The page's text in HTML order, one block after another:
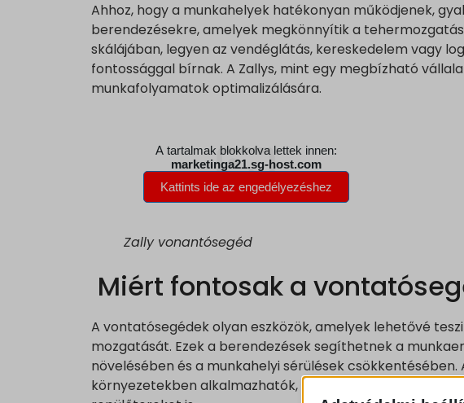
Ahhoz, hogy a munkahelyek hatékonyan működjenek,
berendezésekre, amelyek megkönnyítik a
skálájában, legyen az vendéglátás, kereskedelem vagy
fontossággal bírnak. A Zallys, mint egy megbízható
munkafolyamatok optimalizálására.
Zally vonantósegéd
Miért fontosak a
A vontatósegédek olyan eszközök, amelyek lehetővé
mozgatását. Ezek a berendezések segíthetnek a
növelésében és a munkahelyi sérülések
környezetekben alkalmazhatók, ideértve az ipari